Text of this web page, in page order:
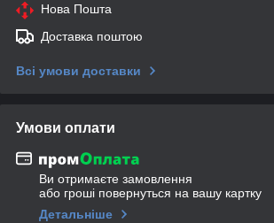
Нова Пошта
Доставка поштою
Всі умови доставки
Умови оплати
Ви отримаєте замовлення
або гроші повернуться на вашу картку
Детальніше